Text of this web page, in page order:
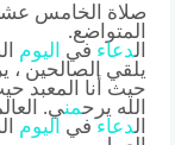
صلاة الخامس
المتواضع.
دعاء في اليوم
يلقي الصالحين ،
حيث أنا المعبد
الله يرحمني.
دعاء في اليوم